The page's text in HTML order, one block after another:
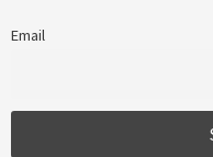
Email